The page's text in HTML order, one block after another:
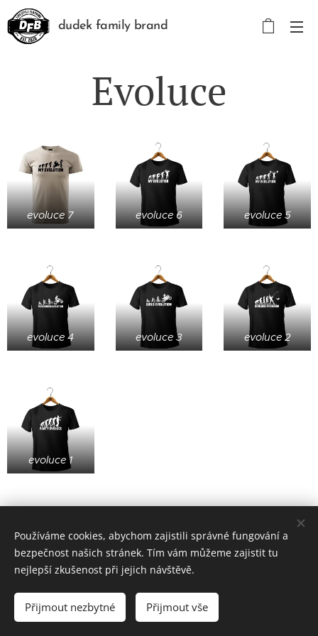
dudek family brand
Evoluce
evoluce 7 evoluce 6 evoluce 5
evoluce 4 evoluce 3 evoluce 2
evoluce 1
© 2022 založeno v karanténě
zoufalá doba si žádá zoufalé činy (od roku 2020)
Používáme cookies, abychom zajistili správné fungování a
bezpečnost našich stránek. Tím vám můžeme zajistit tu
nejlepší zkušenost při jejich návštěvě.
Přijmout nezbytné Přijmout vše